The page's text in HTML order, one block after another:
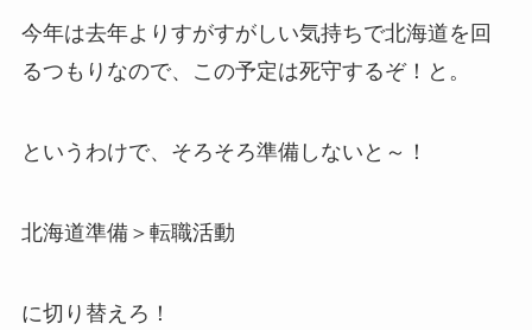
今年は去年よりすがすがしい気持ちで北海道を回
るつもりなので、この予定は死守するぞ！と。
というわけで、そろそろ準備しないと～！
北海道準備＞転職活動
に切り替えろ！